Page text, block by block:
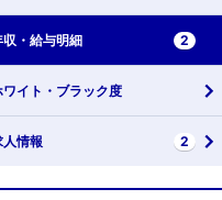
・ 給与明細 2
イト・ ブラック度
人情報 2